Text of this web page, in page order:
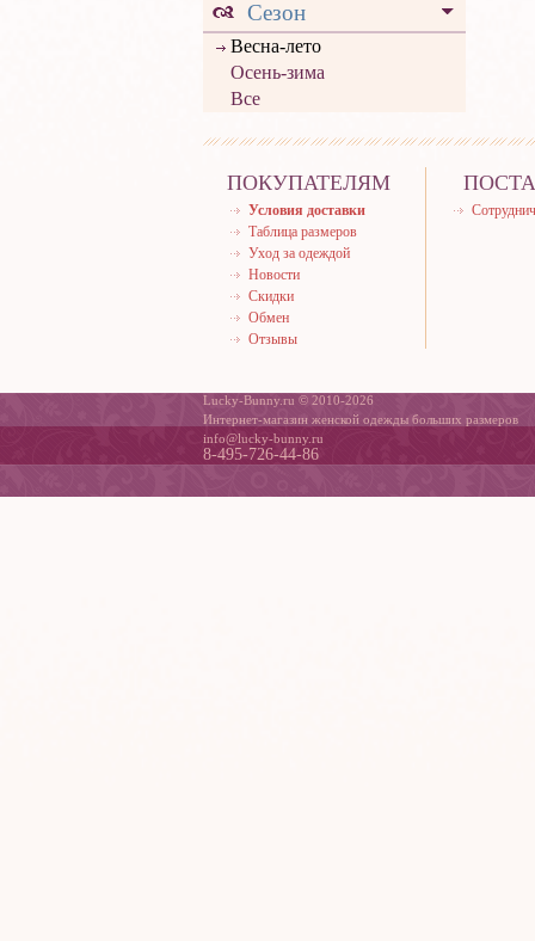
Сезон
Весна-лето
Осень-зима
Все
ПОКУПАТЕЛЯМ
Условия доставки
Таблица размеров
Уход за одеждой
Новости
Скидки
Обмен
Отзывы
Lucky-Bunny.ru © 2010-2026
Интернет-магазин женской одежды больших размеров
info@lucky-bunny.ru
8-495-726-44-86